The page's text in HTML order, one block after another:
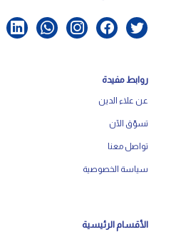
روابط مفيدة
عن علاء الدين
تسوّق الآن
تواصل معنا
سياسة الخصوصية
الأقسام الرئيسية